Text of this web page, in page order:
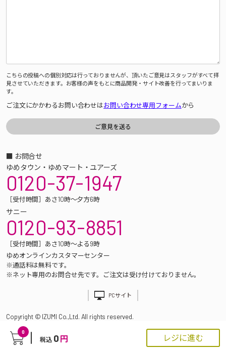
0
税込 0 円 レジに進む
こちらの投稿への個別対応は行っておりませんが、頂いたご意見はスタッフがすべて拝
見させていただきます。お客様の声をもとに商品開発・サイト改善を行ってまいりま
す。
ご注文にかかわるお問い合わせはお問い合わせ専用フォームから
■ お問合せ
ゆめタウン・ゆめマート・ユアーズ
0120-37-1947
［受付時間］あさ10時～夕方6時
サニー
0120-93-8851
［受付時間］あさ10時～よる9時
ゆめオンラインカスタマーセンター
※通話料は無料です。
※ネット専用のお問合せ先です。ご注文は受け付けておりません。
PCサイト
Copyright © IZUMI Co.,Ltd. All rights reserved.